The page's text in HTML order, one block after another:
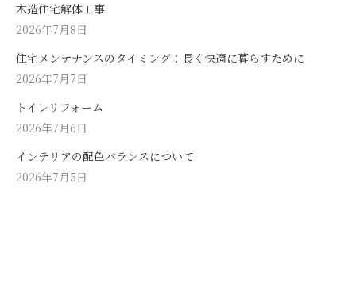
木造住宅解体工事
2026年7月8日
住宅メンテナンスのタイミング：長く快適に暮らすために
2026年7月7日
トイレリフォーム
2026年7月6日
インテリアの配色バランスについて
2026年7月5日